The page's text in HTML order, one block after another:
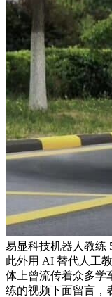
易显科技机器人教练
此外用 AI 替代人工
体上曾流传着众多学
练的视频下面留言，